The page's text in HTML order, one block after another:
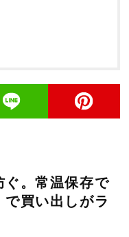
ぐ。常温保存で
で買い出しがラ